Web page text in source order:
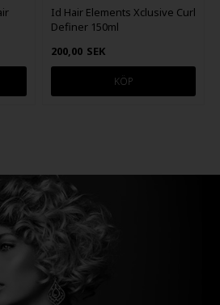
Id Hair Elements Xclusive Curl
Definer 150ml
200,00 SEK